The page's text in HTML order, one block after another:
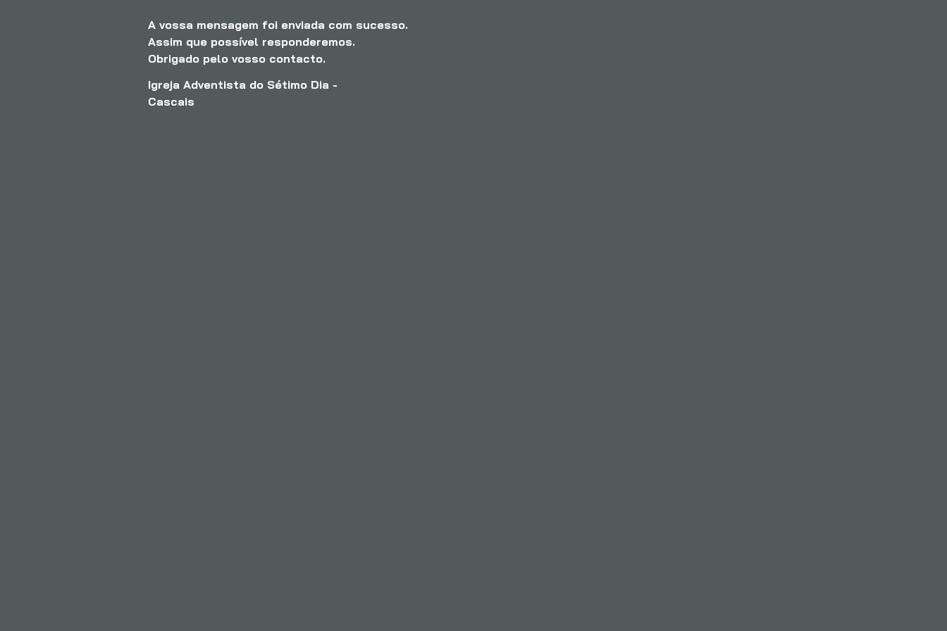
A vossa mensagem foi enviada com sucesso.
Assim que possível responderemos.
Obrigado pelo vosso contacto.
Igreja Adventista do Sétimo Dia -
Cascais